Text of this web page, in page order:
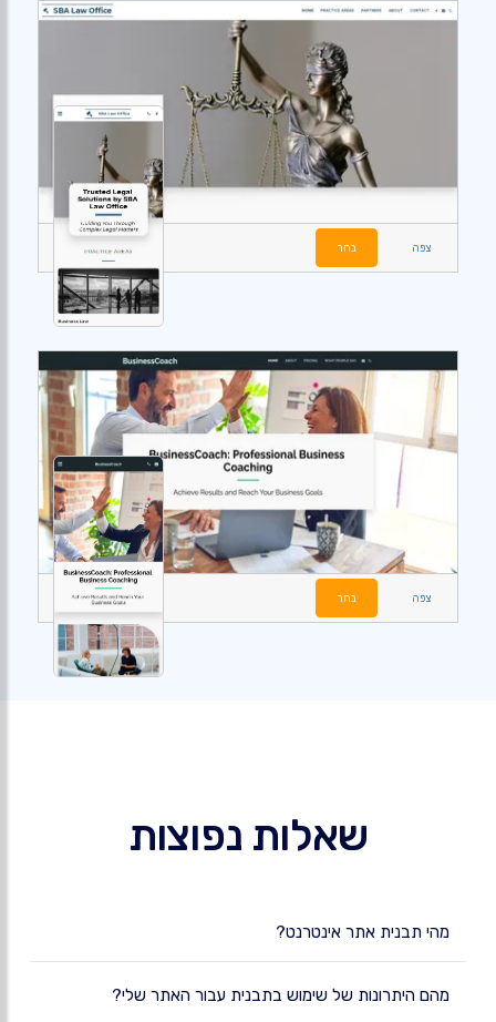
צפה בחר
צפה בחר
שאלות נפוצות
מהי תבנית אתר אינטרנט?
מהם היתרונות של שימוש בתבנית עבור האתר שלי?